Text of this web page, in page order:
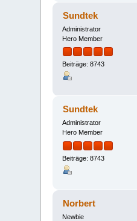
Sundtek
Administrator
Hero Member
Beiträge: 8743
Sundtek
Administrator
Hero Member
Beiträge: 8743
Norbert
Newbie